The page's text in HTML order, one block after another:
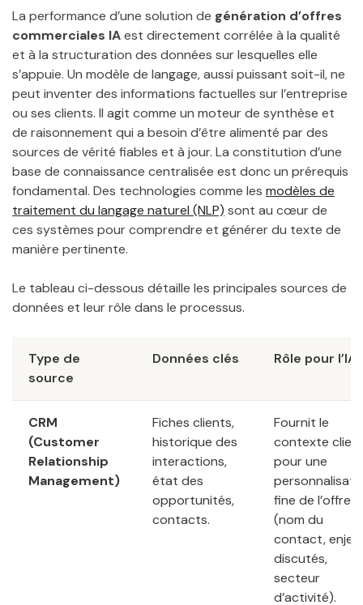
La performance d’une solution de génération d’offres
commerciales IAest directement corrélée à la qualité
et à la structuration des données sur lesquelles elle
s’appuie. Un modèle de langage, aussi puissant soit-il, ne
peut inventer des informations factuelles sur l’entreprise
ou ses clients. Il agit comme un moteur de synthèse et
de raisonnement qui a besoin d’être alimenté par des
sources de vérité fiables et à jour. La constitution d’une
base de connaissance centralisée est donc un prérequis
fondamental. Des technologies comme les modèles de
traitement du langage naturel (NLP) sont au cœur de
ces systèmes pour comprendre et générer du texte de
manière pertinente.
Le tableau ci-dessous détaille les principales sources de
données et leur rôle dans le processus.
Type de
source
Données clés Rôle pour l’IA
CRM
(Customer
Relationship
Management)
Fiches clients,
historique des
interactions,
état des
opportunités,
contacts.
Fournit le
contexte
pour une
fine de l’offre
(nom du
contact,
discutés,
secteur
d’activité).